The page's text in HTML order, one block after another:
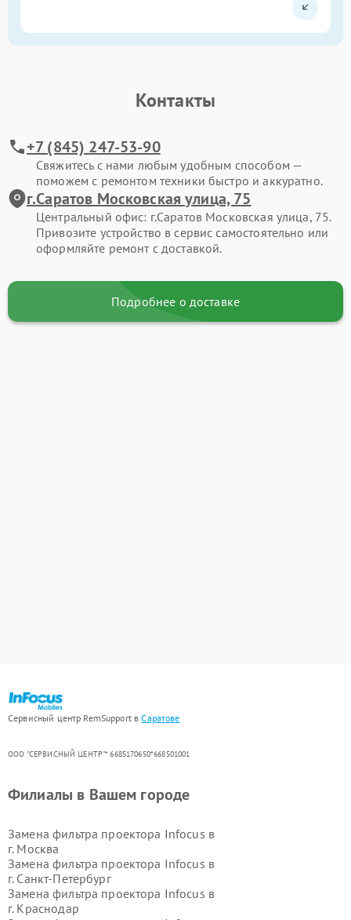
Контакты
+7 (845) 247-53-90
Свяжитесь с нами любым удобным способом —
поможем с ремонтом техники быстро и аккуратно.
г.Саратов Московская улица, 75
Центральный офис: г.Саратов Московская улица, 75.
Привозите устройство в сервис самостоятельно или
оформляйте ремонт с доставкой.
Подробнее о доставке
Сервисный центр RemSupport вСаратове
ООО "СЕРВИСНЫЙ ЦЕНТР"* 6685170650*668501001
Филиалы в Вашем городе
Замена фильтра проектора Infocus в
г. Москва
Замена фильтра проектора Infocus в
г. Санкт-Петербург
Замена фильтра проектора Infocus в
г. Краснодар